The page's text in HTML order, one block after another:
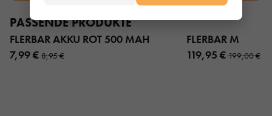
PASSENDE PRODUKTE
FLERBAR AKKU ROT 500 MAH
7,99 € 8,95 €
FLERBAR M
119,95 €199,00 €